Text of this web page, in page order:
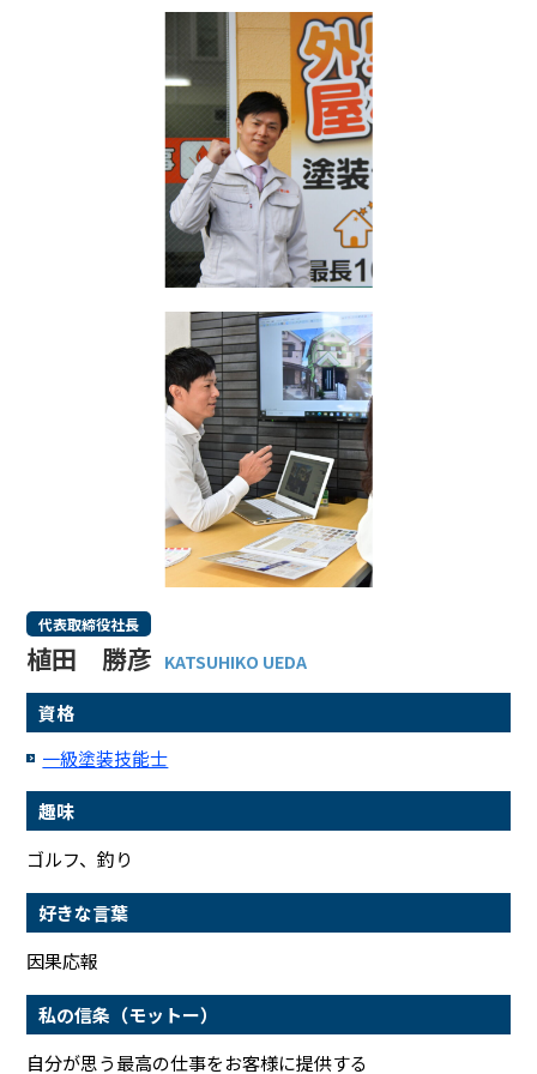
代表取締役社長
植田 勝彦 KATSUHIKO UEDA
資格
一級塗装技能士
趣味
ゴルフ、釣り
好きな言葉
因果応報
私の信条（モットー）
自分が思う最高の仕事をお客様に提供する